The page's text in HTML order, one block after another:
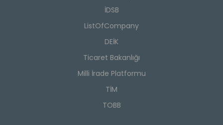
İDSB
ListOfCompany
DEİK
Ticaret Bakanlığı
Milli İrade Platformu
TİM
TOBB